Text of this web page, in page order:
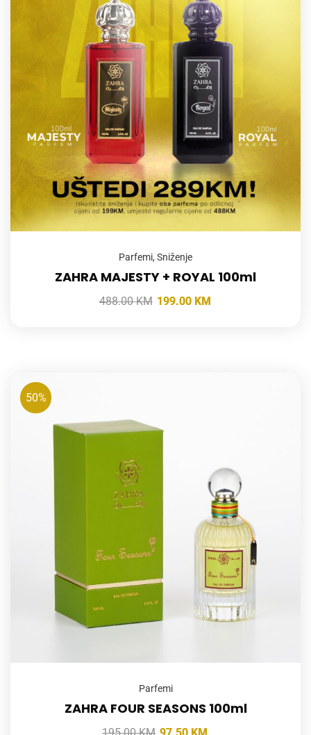
Parfemi, Sniženje
ZAHRA MAJESTY + ROYAL 100ml
488.00KM 199.00 KM
50%
Parfemi
ZAHRA FOUR SEASONS 100ml
195.00KM 97.50 KM